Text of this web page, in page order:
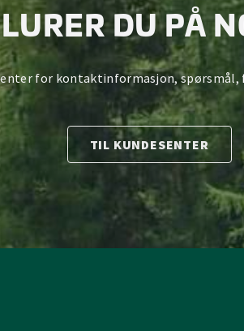
LURER DU PÅ
for kontaktinformasjon, spørsmål,
TIL KUNDESENTER